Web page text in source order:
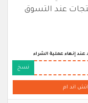
عند التسوق
عند إنهاء عملية الشراء
نسخ
اتش اند ام